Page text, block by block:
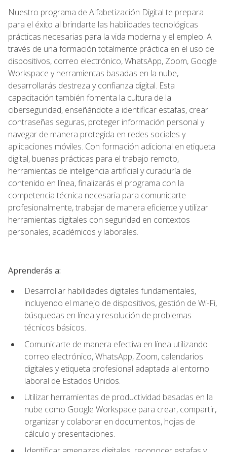
Nuestro programa de Alfabetización Digital te prepara
para el éxito al brindarte las habilidades tecnológicas
prácticas necesarias para la vida moderna y el empleo. A
través de una formación totalmente práctica en el uso de
dispositivos, correo electrónico, WhatsApp, Zoom, Google
Workspace y herramientas basadas en la nube,
desarrollarás destreza y confianza digital. Esta
capacitación también fomenta la cultura de la
ciberseguridad, enseñándote a identificar estafas, crear
contraseñas seguras, proteger información personal y
navegar de manera protegida en redes sociales y
aplicaciones móviles. Con formación adicional en etiqueta
digital, buenas prácticas para el trabajo remoto,
herramientas de inteligencia artificial y curaduría de
contenido en línea, finalizarás el programa con la
competencia técnica necesaria para comunicarte
profesionalmente, trabajar de manera eficiente y utilizar
herramientas digitales con seguridad en contextos
personales, académicos y laborales.
Aprenderás a:
Desarrollar habilidades digitales fundamentales,
incluyendo el manejo de dispositivos, gestión de Wi-Fi,
búsquedas en línea y resolución de problemas
técnicos básicos.
Comunicarte de manera efectiva en línea utilizando
correo electrónico, WhatsApp, Zoom, calendarios
digitales y etiqueta profesional adaptada al entorno
laboral de Estados Unidos.
Utilizar herramientas de productividad basadas en la
nube como Google Workspace para crear, compartir,
organizar y colaborar en documentos, hojas de
cálculo y presentaciones.